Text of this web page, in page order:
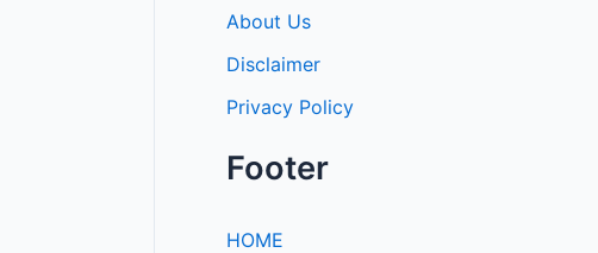
About Us
Disclaimer
Privacy Policy
Footer
HOME